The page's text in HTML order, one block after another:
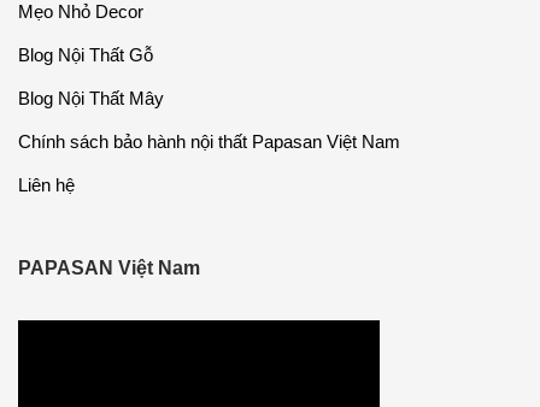
Mẹo Nhỏ Decor
Blog Nội Thất Gỗ
Blog Nội Thất Mây
Chính sách bảo hành nội thất Papasan Việt Nam
Liên hệ
PAPASAN Việt Nam